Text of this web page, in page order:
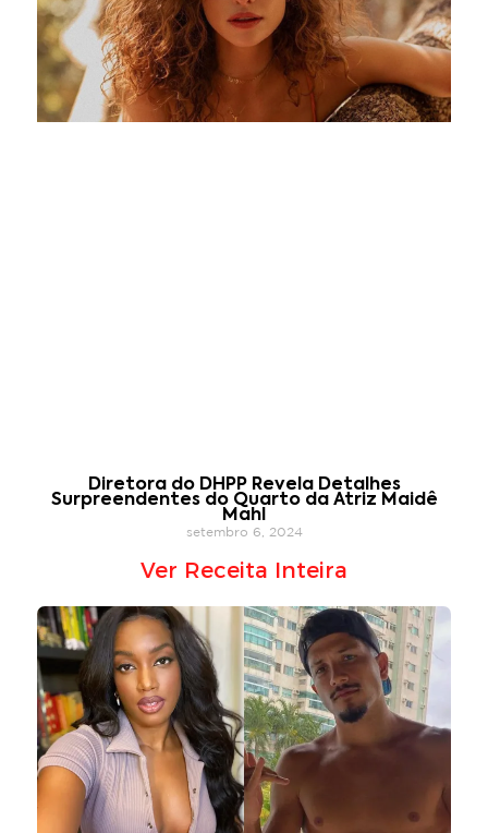
Diretora do DHPP Revela Detalhes
Surpreendentes do Quarto da Atriz Maidê
Mahl
setembro 6, 2024
Ver Receita Inteira